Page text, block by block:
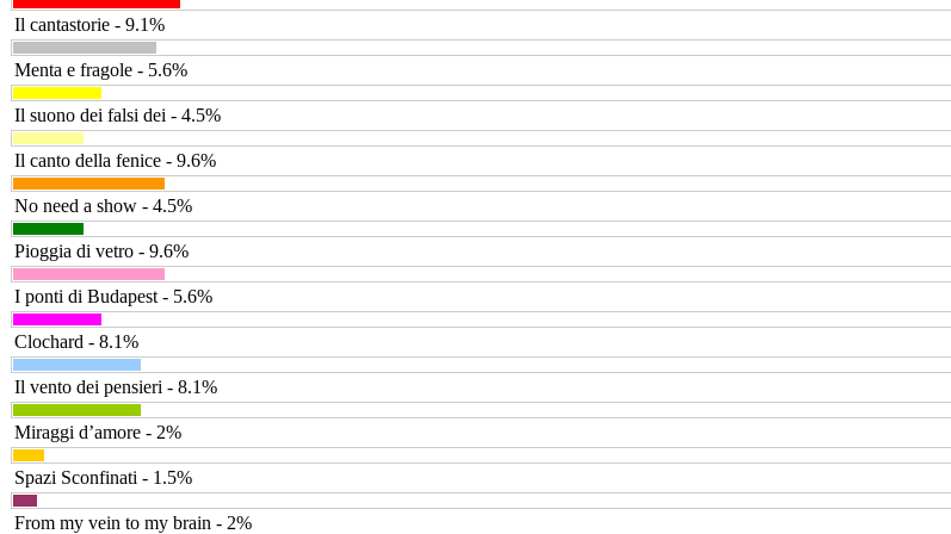
Il cantastorie - 9.1%
Menta e fragole - 5.6%
Il suono dei falsi dei - 4.5%
Il canto della fenice - 9.6%
No need a show - 4.5%
Pioggia di vetro - 9.6%
I ponti di Budapest - 5.6%
Clochard - 8.1%
Il vento dei pensieri - 8.1%
Miraggi d’amore - 2%
Spazi Sconfinati - 1.5%
From my vein to my brain - 2%